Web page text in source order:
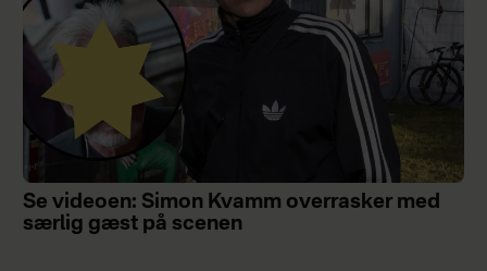
Se videoen: Simon Kvamm overrasker med
særlig gæst på scenen